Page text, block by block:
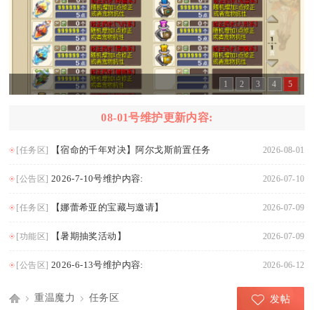
1 2 3 4 5
08-01号维护更新内容:
[任务区] 【宿命的千年对决】阿尔戈斯前置任务 2026-08-01
[公告区] 2026-7-10号维护内容: 2026-07-10
[任务区] 【娜蕾希亚的宝藏与邀请】 2026-07-09
[功能区] 【暑期抽奖活动】 2026-07-09
[公告区] 2026-6-13号维护内容: 2026-06-12
重温魔力 任务区 发帖